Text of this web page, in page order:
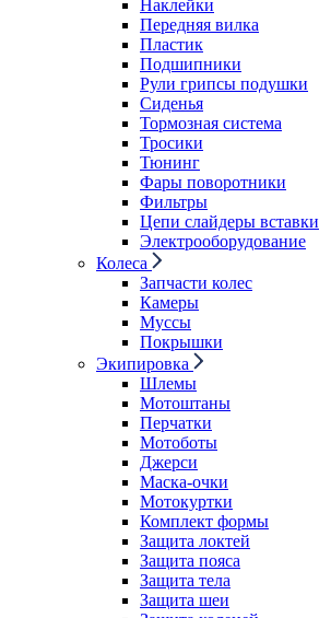
Наклейки
Передняя вилка
Пластик
Подшипники
Рули грипсы подушки
Сиденья
Тормозная система
Тросики
Тюнинг
Фары поворотники
Фильтры
Цепи слайдеры вставки
Электрооборудование
Колеса
Запчасти колес
Камеры
Муссы
Покрышки
Экипировка
Шлемы
Мотоштаны
Перчатки
Мотоботы
Джерси
Маска-очки
Мотокуртки
Комплект формы
Защита локтей
Защита пояса
Защита тела
Защита шеи